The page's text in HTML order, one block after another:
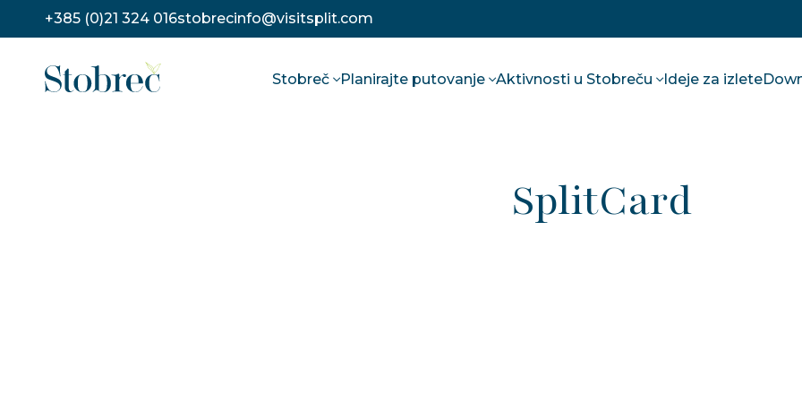
Preskoči na sadržaj
+385 (0)21 324 016stobrecinfo@visitsplit.com
Stobreč Planirajte putovanje Aktivnosti u Stobreču Ideje za izlete
SplitCard